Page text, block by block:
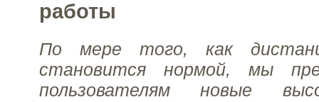
работы
По мере того, как
становится нормой, мы
пользователям новые